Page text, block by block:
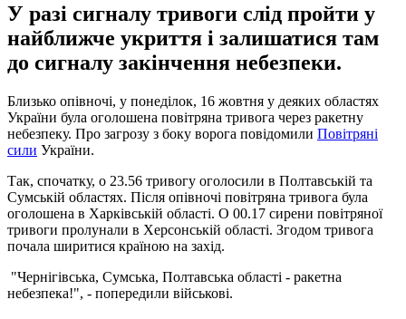
У разі сигналу тривоги слід пройти у
найближче укриття і залишатися там
до сигналу закінчення небезпеки.
Близько опівночі, у понеділок, 16 жовтня у деяких областях
України була оголошена повітряна тривога через ракетну
небезпеку. Про загрозу з боку ворога повідомили Повітряні
сили України.
Так, спочатку, о 23.56 тривогу оголосили в Полтавській та
Сумській областях. Після опівночі повітряна тривога була
оголошена в Харківській області. О 00.17 сирени повітряної
тривоги пролунали в Херсонській області. Згодом тривога
почала ширитися країною на захід.
"Чернігівська, Сумська, Полтавська області - ракетна
небезпека!", - попередили військові.